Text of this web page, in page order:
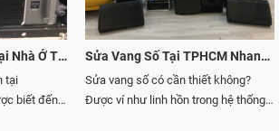
những
trẻ sử
bữa tiệc
âm
động
sự xuất hiện lỗi echo từ amply. Việc
các thiết bị điện tử hư hỏng là điều
hết sức bình thường mà hầu như ai
sử dụng cũng gặp phải. Vấn đề
amply bị mất vang nhại hay còn có
Sửa Amply Pioneer Tại Nhà Ở TPHCM
tại
biết đến
Sửa Vang Số Tại TPHCM Nhanh Chóng và Hiệu Quả
Sửa vang số có cần thiết không?
Được ví như linh hồn trong hệ thống